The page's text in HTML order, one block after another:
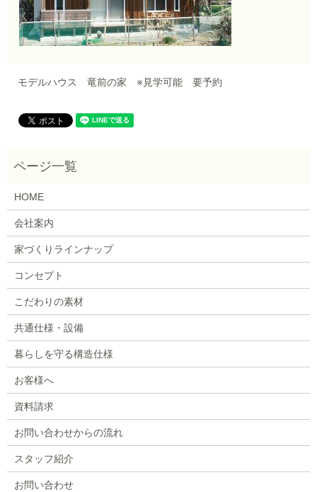
モデルハウス 竜前の家 ※見学可能 要予約
HOME
会社案内
家づくりラインナップ
コンセプト
こだわりの素材
共通仕様・設備
暮らしを守る構造仕様
お客様へ
資料請求
お問い合わせからの流れ
スタッフ紹介
お問い合わせ